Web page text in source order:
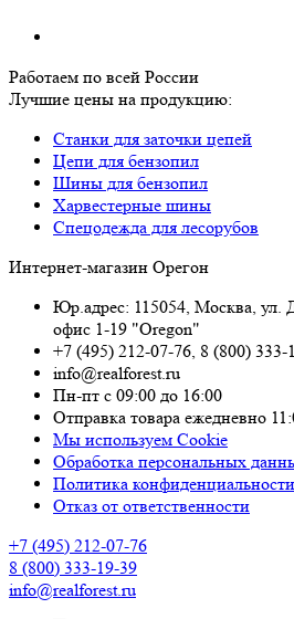
Работаем по всей России
Лучшие цены на продукцию:
Станки для заточки цепей
Цепи для бензопил
Шины для бензопил
Харвестерные шины
Спецодежда для лесорубов
Интернет-магазин Орегон
Юр.адрес: 115054, Москва, ул.
офис 1-19 "Oregon"
+7 (495) 212-07-76, 8 (800) 333-
info@realforest.ru
Пн-пт с 09:00 до 16:00
Отправка товара ежедневно
Мы используем Cookie
Обработка персональных
Политика конфиденциальности
Отказ от ответственности
+7 (495) 212-07-76
8 (800) 333-19-39
info@realforest.ru